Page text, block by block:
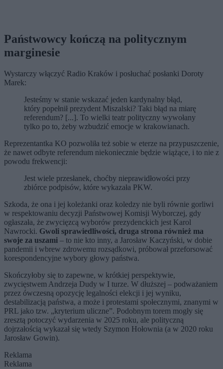
Państwowcy kończą na politycznym
marginesie
Wystarczy włączyć Radio Kraków i posłuchać posłanki Doroty
Marek:
Jesteśmy w stanie wskazać jeden kardynalny błąd,
który popełnił prezydent Miszalski? Taki błąd na miarę
referendum? [...]. To wielki teatr polityczny wywołany
tylko po to, żeby wzbudzić emocje w krakowianach.
Reprezentantka KO pozwoliła też sobie w eterze na przypuszczenie,
że nawet odbyte referendum niekoniecznie będzie wiążące, i to nie z
powodu frekwencji:
Jest wiele przesłanek, choćby nieprawidłowości przy
zbiórce podpisów, które wykazała PKW.
Szkoda, że ona i jej koleżanki oraz koledzy nie byli równie gorliwi
w respektowaniu decyzji Państwowej Komisji Wyborczej, gdy
ogłaszała, że zwycięzcą wyborów prezydenckich jest Karol
Nawrocki. Gwoli sprawiedliwości, druga strona również ma
swoje za uszami – to nie kto inny, a Jarosław Kaczyński, w dobie
pandemii i wbrew zdrowemu rozsądkowi, próbował przeforsować
korespondencyjne wybory głowy państwa.
Skończyłoby się to zapewne, w krótkiej perspektywie,
zwycięstwem Andrzeja Dudy w I turze. W dłuższej – podważaniem
przez ówczesną opozycję legalności elekcji i jej wyniku,
destabilizacją państwa, a może i protestami społecznymi, znanymi w
PRL jako tzw. „kryterium uliczne”. Podobnym torem mogły się
zresztą potoczyć wydarzenia w 2025 roku, ale polityczną
dojrzałością wykazał się wtedy Szymon Hołownia (a w 2020 roku
Jarosław Gowin).
Reklama
Reklama